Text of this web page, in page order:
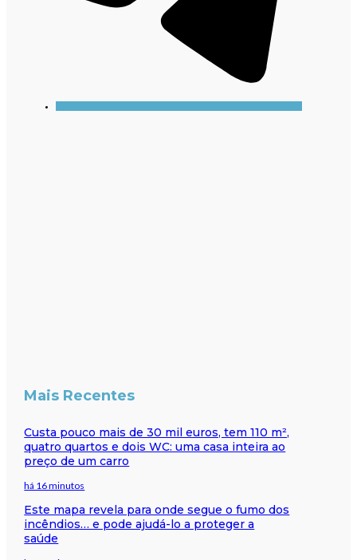
Mais Recentes
Custa pouco mais de 30 mil euros, tem 110 m²,
quatro quartos e dois WC: uma casa inteira ao
preço de um carro
há 16 minutos
Este mapa revela para onde segue o fumo dos
incêndios… e pode ajudá-lo a proteger a
saúde